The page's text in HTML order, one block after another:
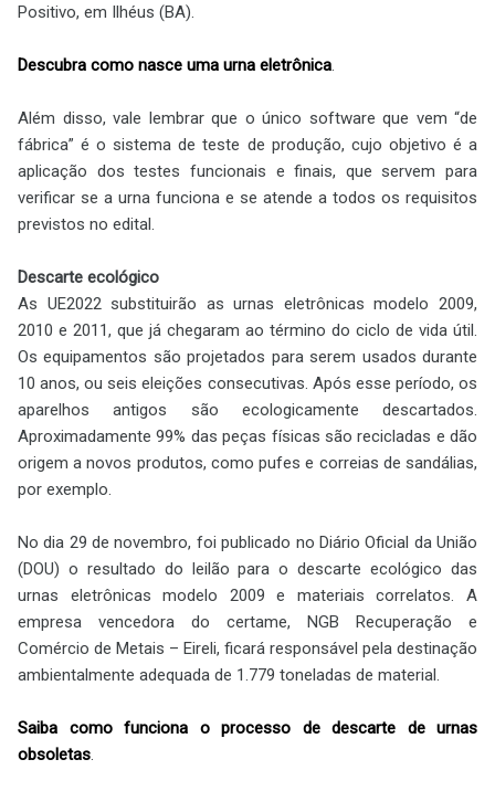
Positivo, em Ilhéus (BA).
Descubra como nasce uma urna eletrônica.
Além disso, vale lembrar que o único software que vem “de
fábrica” é o sistema de teste de produção, cujo objetivo é a
aplicação dos testes funcionais e finais, que servem para
verificar se a urna funciona e se atende a todos os requisitos
previstos no edital.
Descarte ecológico
As UE2022 substituirão as urnas eletrônicas modelo 2009,
2010 e 2011, que já chegaram ao término do ciclo de vida útil.
Os equipamentos são projetados para serem usados durante
10 anos, ou seis eleições consecutivas. Após esse período, os
aparelhos antigos são ecologicamente descartados.
Aproximadamente 99% das peças físicas são recicladas e dão
origem a novos produtos, como pufes e correias de sandálias,
por exemplo.
No dia 29 de novembro, foi publicado no Diário Oficial da União
(DOU) o resultado do leilão para o descarte ecológico das
urnas eletrônicas modelo 2009 e materiais correlatos. A
empresa vencedora do certame, NGB Recuperação e
Comércio de Metais – Eireli, ficará responsável pela destinação
ambientalmente adequada de 1.779 toneladas de material.
Saiba como funciona o processo de descarte de urnas
obsoletas.